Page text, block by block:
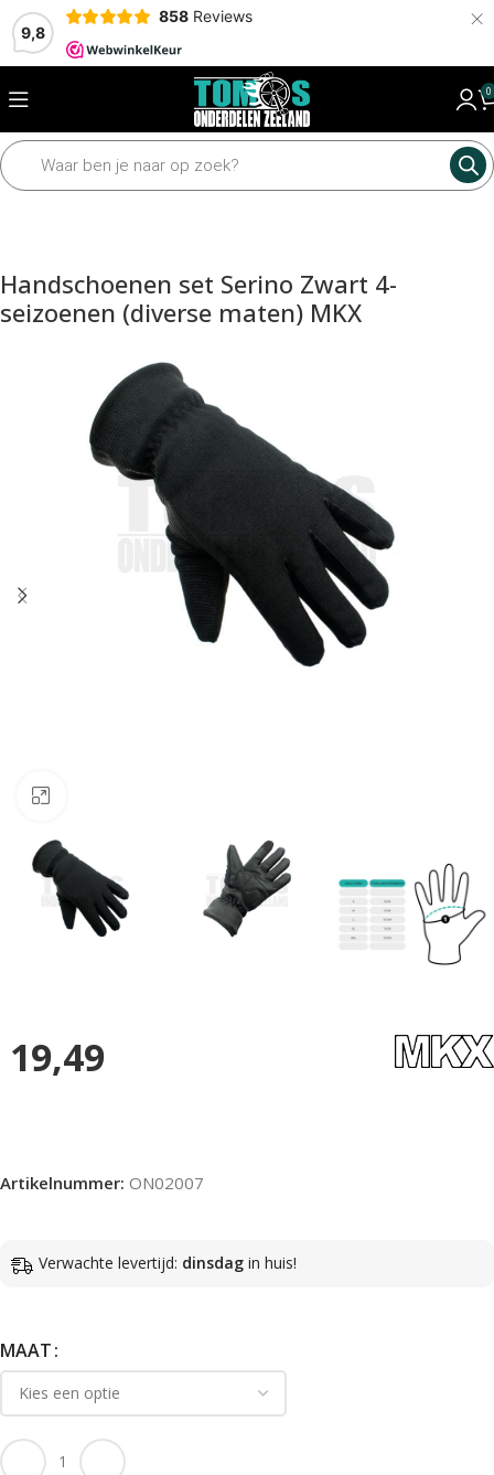
9,8
858 Reviews ×
0
Home Accessoires Handschoenen
Handschoenen set Serino Zwart 4-
seizoenen (diverse maten) MKX
19,49
Artikelnummer: ON02007
Verwachte levertijd: dinsdag in huis!
MAAT